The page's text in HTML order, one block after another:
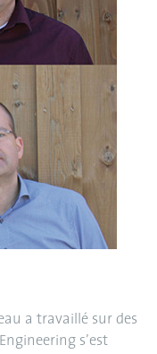
a travaillé sur des
s’est